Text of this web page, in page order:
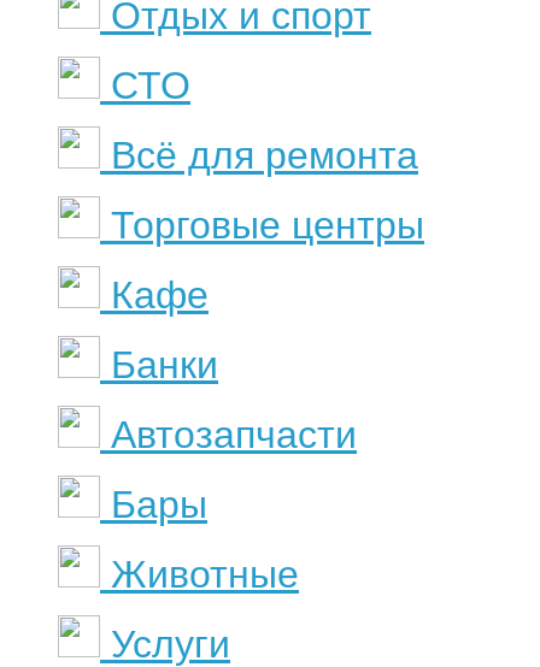
Отдых и спорт
СТО
Всё для ремонта
Торговые центры
Кафе
Банки
Автозапчасти
Бары
Животные
Услуги